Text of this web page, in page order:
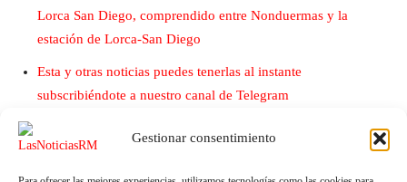
Gestionar consentimiento
Lorca San Diego, comprendido entre Nonduermas y la
estación de Lorca-San Diego
Esta y otras noticias puedes tenerlas al instante
subscribiéndote a nuestro canal de Telegram